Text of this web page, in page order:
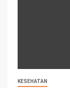
KESEHATAN